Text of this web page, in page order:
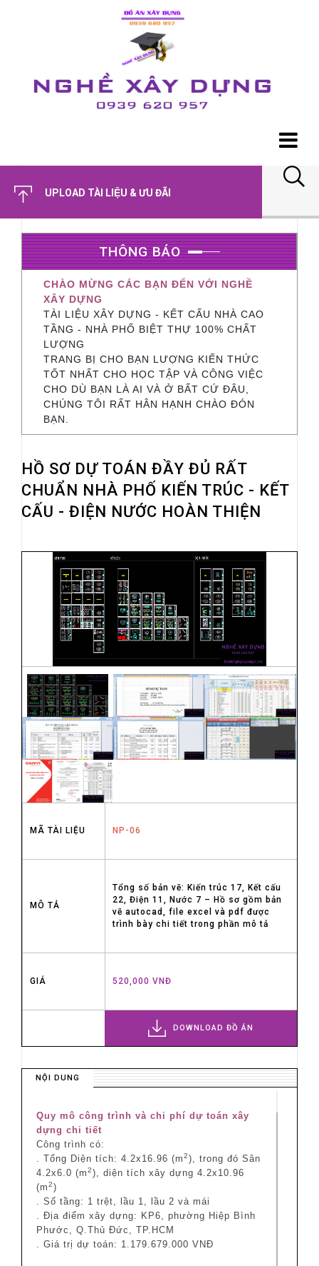
UPLOAD TÀI LIỆU & ƯU ĐÃI
THÔNG BÁO
CHÀO MỪNG CÁC BẠN ĐẾN VỚI NGHỀ
XÂY DỰNG
TÀI LIỆU XÂY DỰNG - KẾT CẤU NHÀ CAO
TẦNG - NHÀ PHỐ BIỆT THỰ 100% CHẤT
LƯỢNG
TRANG BỊ CHO BẠN LƯỢNG KIẾN THỨC
TỐT NHẤT CHO HỌC TẬP VÀ CÔNG VIỆC
CHO DÙ BẠN LÀ AI VÀ Ở BẤT CỨ ĐÂU,
CHÚNG TÔI RẤT HÂN HẠNH CHÀO ĐÓN
BẠN.
HỒ SƠ DỰ TOÁN ĐẦY ĐỦ RẤT
CHUẨN NHÀ PHỐ KIẾN TRÚC - KẾT
CẤU - ĐIỆN NƯỚC HOÀN THIỆN
MÃ TÀI LIỆU NP-06
MÔ TẢ
Tổng số bản vẽ: Kiến trúc 17, Kết cấu
22, Điện 11, Nước 7 – Hồ sơ gồm bản
vẽ autocad, file excel và pdf được
trình bày chi tiết trong phần mô tả
GIÁ 520,000 VNĐ
DOWNLOAD ĐỒ ÁN
NỘI DUNG
Quy mô công trình và chi phí dự toán xây
dựng chi tiết
Công trình có:
. Tổng Diện tích: 4.2x16.96 (m2), trong đó Sân
4.2x6.0 (m2), diện tích xây dựng 4.2x10.96
(m2)
. Số tầng: 1 trệt, lầu 1, lầu 2 và mái
. Địa điểm xây dựng: KP6, phường Hiệp Bình
Phước, Q.Thủ Đức, TP.HCM
. Giá trị dự toán: 1.179.679.000 VNĐ